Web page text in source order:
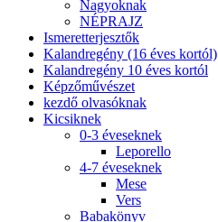
Nagyoknak
NÉPRAJZ
Ismeretterjesztők
Kalandregény (16 éves kortól)
Kalandregény 10 éves kortól
Képzőművészet
kezdő olvasóknak
Kicsiknek
0-3 éveseknek
Leporello
4-7 éveseknek
Mese
Vers
Babakönyv